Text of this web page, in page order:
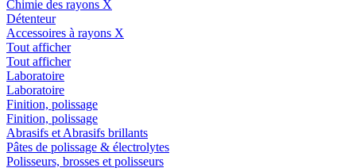
Chimie des rayons X
Détenteur
Accessoires à rayons X
Tout afficher
Tout afficher
Laboratoire
Laboratoire
Finition, polissage
Finition, polissage
Abrasifs et Abrasifs brillants
Pâtes de polissage & électrolytes
Polisseurs, brosses et polisseurs